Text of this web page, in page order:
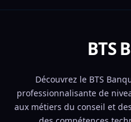
BTS
Découvrez le BTS
professionnalisante de
aux métiers du conseil et